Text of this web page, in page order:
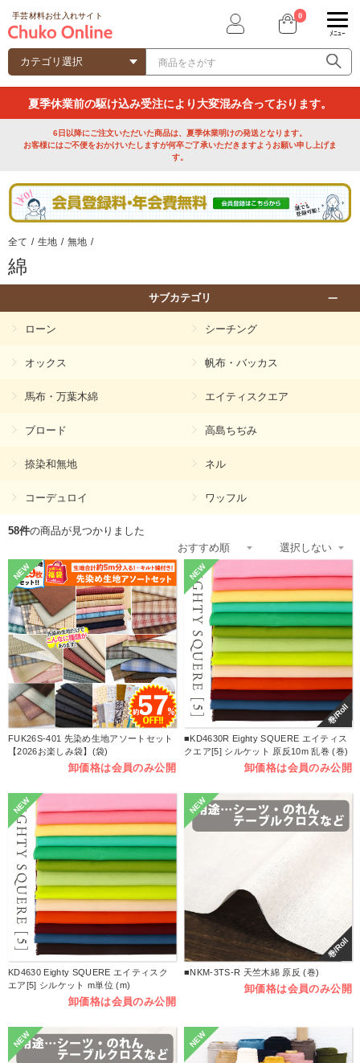
手芸材料お仕入れサイト 0
ﾒﾆｭｰ
夏季休業前の駆け込み受注により大変混み合っております。
6日以降にご注文いただいた商品は、夏季休業明けの発送となります。
お客様にはご不便をおかけいたしますが何卒ご了承いただきますようお願い申し上げま
す。
全て / 生地 / 無地 /
綿
サブカテゴリ
ローン シーチング
オックス 帆布・バッカス
馬布・万葉木綿 エイティスクエア
ブロード 高島ちぢみ
捺染和無地 ネル
コーデュロイ ワッフル
58件の商品が見つかりました
NEW
FUK26S-401 先染め生地アソートセット
【2026お楽しみ袋】(袋)
卸価格は会員のみ公開
NEW
巻/Roll
■KD4630R Eighty SQUERE エイティス
クエア[5] シルケット 原反10m 乱巻 (巻)
卸価格は会員のみ公開
NEW
KD4630 Eighty SQUERE エイティスク
エア[5] シルケット m単位 (m)
卸価格は会員のみ公開
NEW
巻/Roll
■NKM-3TS-R 天竺木綿 原反 (巻)
卸価格は会員のみ公開
NEW NEW